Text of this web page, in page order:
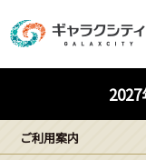
施設案内
ギャラクシティとは
ご利用案内